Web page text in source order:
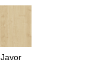
Javor